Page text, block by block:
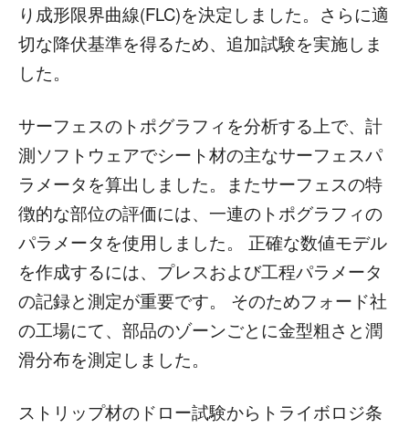
り成形限界曲線(FLC)を決定しました。さらに適
切な降伏基準を得るため、追加試験を実施しま
した。
サーフェスのトポグラフィを分析する上で、計
測ソフトウェアでシート材の主なサーフェスパ
ラメータを算出しました。またサーフェスの特
徴的な部位の評価には、一連のトポグラフィの
パラメータを使用しました。 正確な数値モデル
を作成するには、プレスおよび工程パラメータ
の記録と測定が重要です。 そのためフォード社
の工場にて、部品のゾーンごとに金型粗さと潤
滑分布を測定しました。
ストリップ材のドロー試験からトライボロジ条